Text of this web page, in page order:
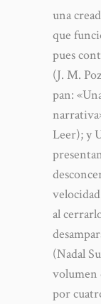
una
que
pues
(J. M.
pan:
Leer); y
al
(Nadal
volumen
por